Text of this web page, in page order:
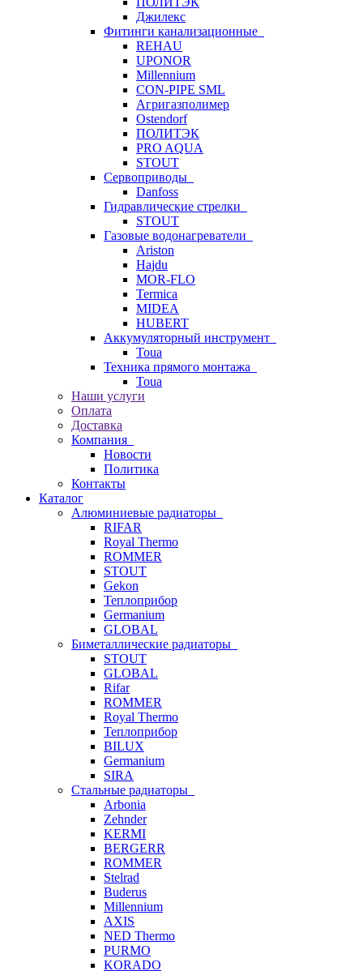
Джилекс
Фитинги канализационные
REHAU
UPONOR
Millennium
CON-PIPE SML
Агригазполимер
Ostendorf
ПОЛИТЭК
PRO AQUA
STOUT
Сервоприводы
Danfoss
Гидравлические стрелки
STOUT
Газовые водонагреватели
Ariston
Hajdu
MOR-FLO
Termica
MIDEA
HUBERT
Аккумуляторный инструмент
Toua
Техника прямого монтажа
Toua
Наши услуги
Оплата
Доставка
Компания
Новости
Политика
Контакты
Каталог
Алюминиевые радиаторы
RIFAR
Royal Thermo
ROMMER
STOUT
Gekon
Теплоприбор
Germanium
GLOBAL
Биметаллические радиаторы
STOUT
GLOBAL
Rifar
ROMMER
Royal Thermo
Теплоприбор
BILUX
Germanium
SIRA
Стальные радиаторы
Arbonia
Zehnder
KERMI
BERGERR
ROMMER
Stelrad
Buderus
Millennium
AXIS
NED Thermo
PURMO
KORADO